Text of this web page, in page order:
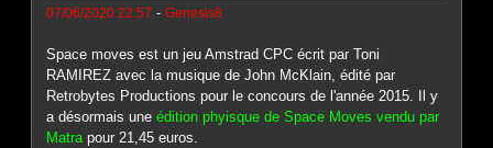
07/06/2020 22:57 -Genesis8
Space moves est un jeu Amstrad CPC écrit par Toni
RAMIREZ avec la musique de John McKlain, édité par
Retrobytes Productions pour le concours de l'année 2015. Il y
a désormais uneédition phyisque de Space Moves vendu par
Matrapour 21,45 euros.